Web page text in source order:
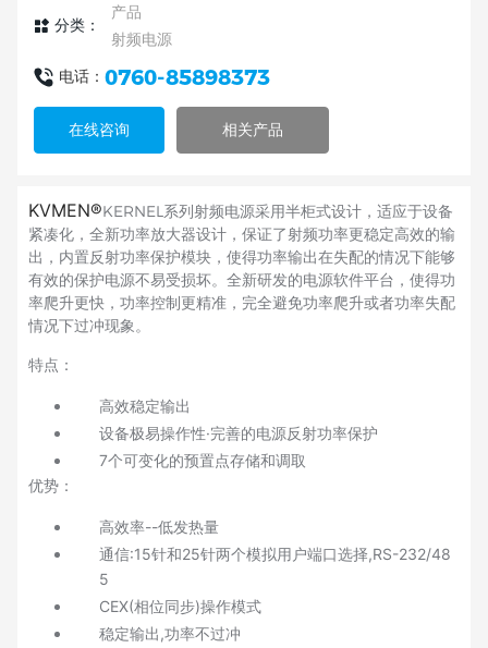
分类：
产品
射频电源
电话： 0760-85898373
在线咨询 相关产品
KVMEN®KERNEL系列射频电源采用半柜式设计，适应于设备
紧凑化，全新功率放大器设计，保证了射频功率更稳定高效的输
出，内置反射功率保护模块，使得功率输出在失配的情况下能够
有效的保护电源不易受损坏。全新研发的电源软件平台，使得功
率爬升更快，功率控制更精准，完全避免功率爬升或者功率失配
情况下过冲现象。
特点：
高效稳定输出
设备极易操作性·完善的电源反射功率保护
7个可变化的预置点存储和调取
优势：
高效率--低发热量
通信:15针和25针两个模拟用户端口选择,RS-232/48
5
CEX(相位同步)操作模式
稳定输出,功率不过冲